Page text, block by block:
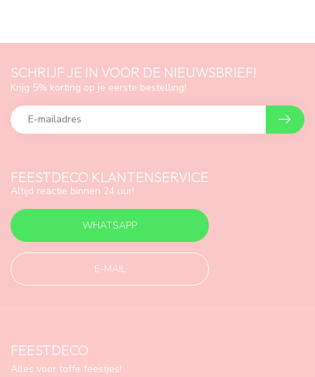
FEESTDECO KLANTENSERVICE
Altijd reactie binnen 24 uur!
WHATSAPP
E-MAIL
SCHRIJF JE IN VOOR DE NIEUWSBRIEF!
Krijg 5% korting op je eerste bestelling!
FEESTDECO
Alles voor toffe feestjes!